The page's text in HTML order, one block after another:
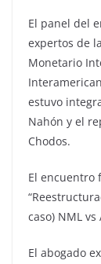
El panel del
expertos de
Monetario
estuvo
Nahón y el
Chodos.
El encuentro
caso) NML
El abogado